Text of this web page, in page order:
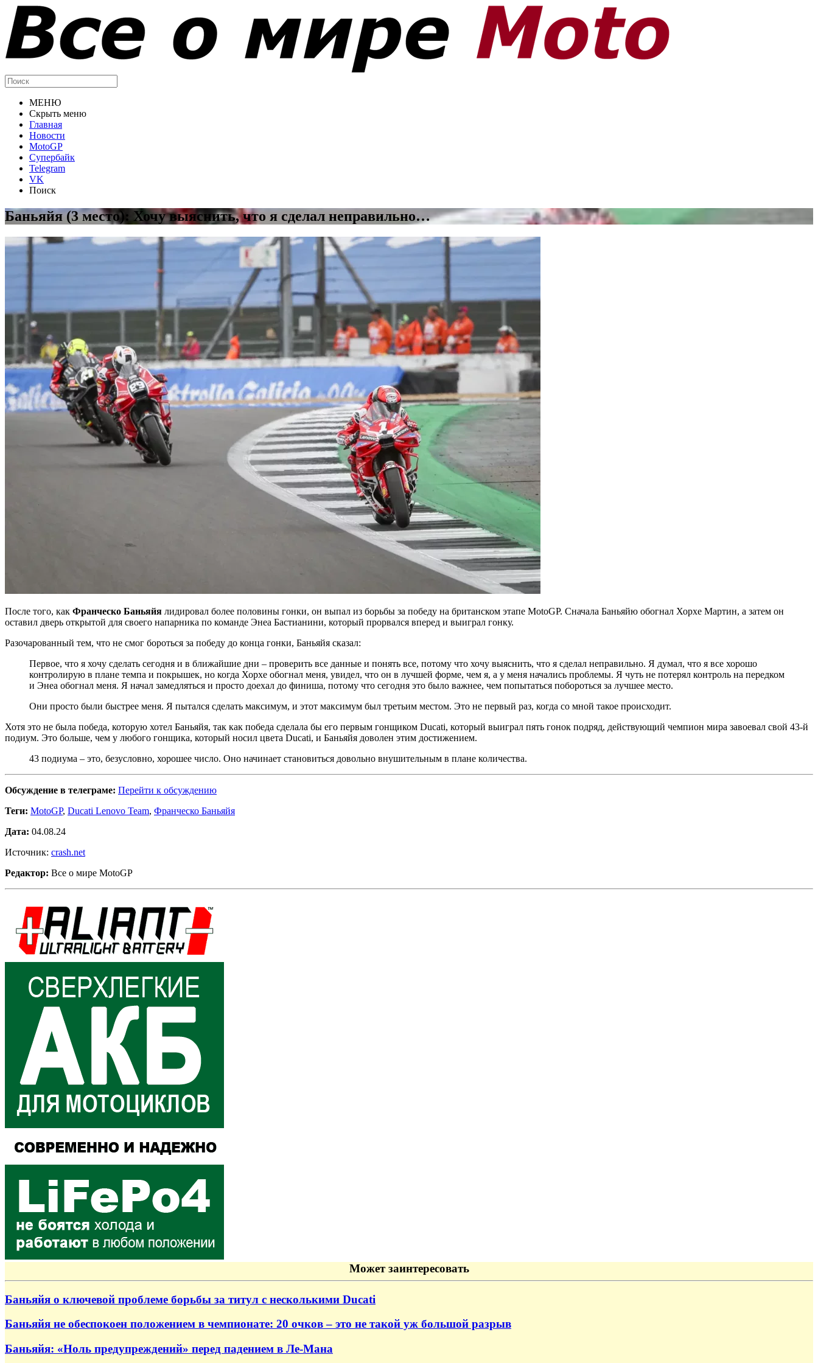
МЕНЮ
Скрыть меню
Главная
Новости
MotoGP
Супербайк
Telegram
VK
Поиск
Баньяйя (3 место): Хочу выяснить, что я сделал неправильно…
После того, как Франческо Баньяйя лидировал более половины гонки, он выпал из борьбы за победу на британском этапе MotoGP. Сначала Баньяйю обогнал Хорхе Мартин, а затем он
оставил дверь открытой для своего напарника по команде Энеа Бастианини, который прорвался вперед и выиграл гонку.
Разочарованный тем, что не смог бороться за победу до конца гонки, Баньяйя сказал:
Первое, что я хочу сделать сегодня и в ближайшие дни – проверить все данные и понять все, потому что хочу выяснить, что я сделал неправильно. Я думал, что я все хорошо
контролирую в плане темпа и покрышек, но когда Хорхе обогнал меня, увидел, что он в лучшей форме, чем я, а у меня начались проблемы. Я чуть не потерял контроль на передком
и Энеа обогнал меня. Я начал замедляться и просто доехал до финиша, потому что сегодня это было важнее, чем попытаться побороться за лучшее место.
Они просто были быстрее меня. Я пытался сделать максимум, и этот максимум был третьим местом. Это не первый раз, когда со мной такое происходит.
Хотя это не была победа, которую хотел Баньяйя, так как победа сделала бы его первым гонщиком Ducati, который выиграл пять гонок подряд, действующий чемпион мира завоевал свой 43-й
подиум. Это больше, чем у любого гонщика, который носил цвета Ducati, и Баньяйя доволен этим достижением.
43 подиума – это, безусловно, хорошее число. Оно начинает становиться довольно внушительным в плане количества.
Обсуждение в телеграме: Перейти к обсуждению
Теги: MotoGP, Ducati Lenovo Team, Франческо Баньяйя
Дата: 04.08.24
Источник: crash.net
Редактор: Все о мире MotoGP
Может заинтересовать
Баньяйя о ключевой проблеме борьбы за титул с несколькими Ducati
Баньяйя не обеспокоен положением в чемпионате: 20 очков – это не такой уж большой разрыв
Баньяйя: «Ноль предупреждений» перед падением в Ле-Мана